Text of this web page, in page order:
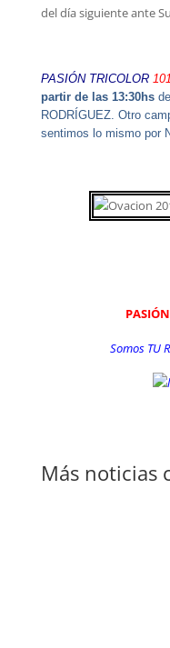
del día siguiente ante
PASIÓN TRICOLOR
partir de las 13:30hs
RODRÍGUEZ. Otro
sentimos lo mismo por
Somos TU
Más noticias